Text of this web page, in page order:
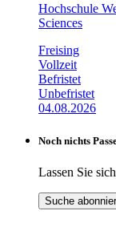
Hochschule
Sciences
Freising
Vollzeit
Befristet
Unbefristet
04.08.2026
Noch nichts
Lassen Sie
Suche